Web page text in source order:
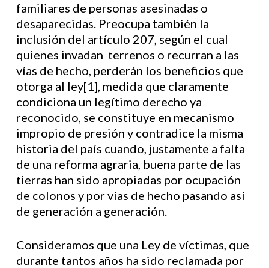
familiares de personas asesinadas o
desaparecidas. Preocupa también la
inclusión del artículo 207, según el cual
quienes invadan terrenos o recurran a las
vías de hecho, perderán los beneficios que
otorga al ley[1], medida que claramente
condiciona un legítimo derecho ya
reconocido, se constituye en mecanismo
impropio de presión y contradice la misma
historia del país cuando, justamente a falta
de una reforma agraria, buena parte de las
tierras han sido apropiadas por ocupación
de colonos y por vías de hecho pasando así
de generación a generación.
Consideramos que una Ley de víctimas, que
durante tantos años ha sido reclamada por